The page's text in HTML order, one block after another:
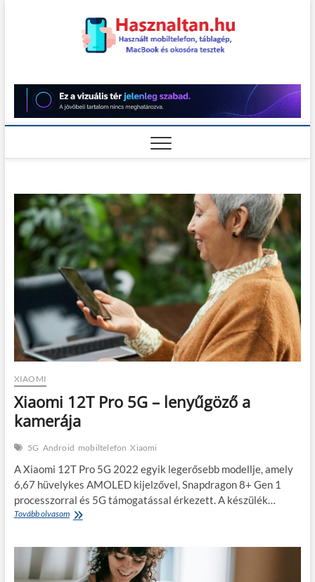
Használt
teszt
TÁBLAGÉP, MACBOOK ÉS
OKOSÓRA TESZTEK
XIAOMI
Xiaomi 12T Pro 5G – lenyűgöző a
kamerája
5G Android mobiltelefon Xiaomi
A Xiaomi 12T Pro 5G 2022 egyik legerősebb modellje, amely
6,67 hüvelykes AMOLED kijelzővel, Snapdragon 8+ Gen 1
processzorral és 5G támogatással érkezett. A készülék…
Tovább olvasomXiaomi
lenyűgöző